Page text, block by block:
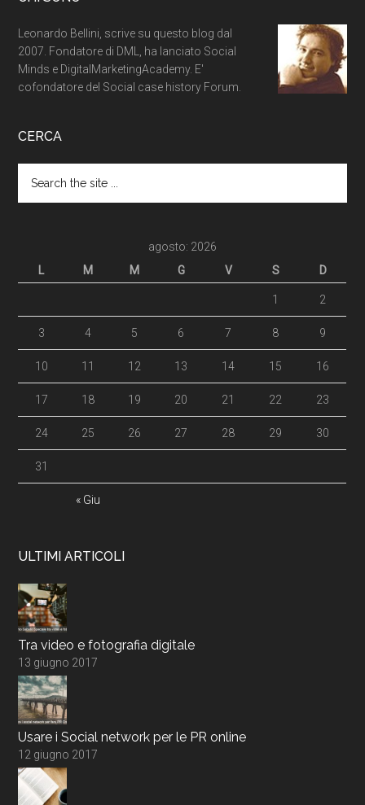
Leonardo Bellini, scrive su questo blog dal
2007. Fondatore di DML, ha lanciato Social
Minds e DigitalMarketingAcademy. E'
cofondatore del Social case history Forum.
CERCA
agosto: 2026
L
M M G V S D
« Giu
1 2
3 4 5 6 7 8 9
10 11 12 13 14 15 16
17 18 19 20 21 22 23
24 25 26 27 28 29 30
31
ULTIMI ARTICOLI
Tra video e fotografia digitale
13 giugno 2017
Usare i Social network per le PR online
12 giugno 2017